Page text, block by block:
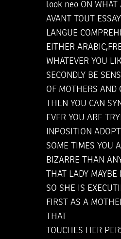
look neo ON WHAT
AVANT TOUT
LANGUE
EITHER
WHATEVER YOU
SECONDLY BE
OF MOTHERS AND
THEN YOU CAN
EVER YOU ARE
INPOSITION
SOME TIMES YOU
BIZARRE THAN
THAT LADY
SO SHE IS
FIRST AS A
THAT
TOUCHES HER